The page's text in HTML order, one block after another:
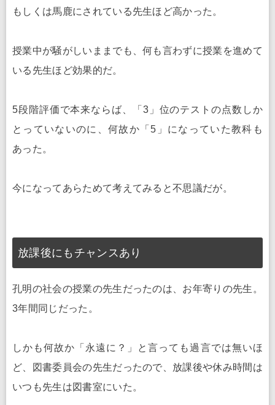
もしくは馬鹿にされている先生ほど高かった。
授業中が騒がしいままでも、何も言わずに授業を進めて
いる先生ほど効果的だ。
5段階評価で本来ならば、「3」位のテストの点数しか
とっていないのに、何故か「5」になっていた教科も
あった。
今になってあらためて考えてみると不思議だが。
放課後にもチャンスあり
孔明の社会の授業の先生だったのは、お年寄りの先生。
3年間同じだった。
しかも何故か「永遠に？」と言っても過言では無いほ
ど、図書委員会の先生だったので、放課後や休み時間は
いつも先生は図書室にいた。